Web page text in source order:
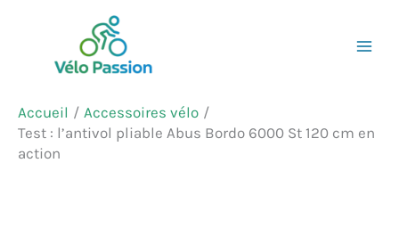
contenu
Accueil
Accessoires vélo
Test : l’antivol pliable Abus Bordo 6000 St 120 cm en
action